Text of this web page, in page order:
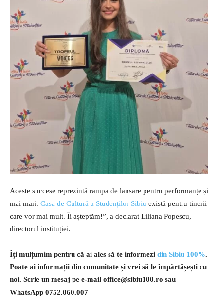
Aceste succese reprezintă rampa de lansare pentru performanțe și
mai mari. Casa de Cultură a Studenților Sibiu există pentru tinerii
care vor mai mult. Îi așteptăm!”, a declarat Liliana Popescu,
directorul instituției.
Îți mulțumim pentru că ai ales să te informezi din Sibiu 100%.
Poate ai informații din comunitate și vrei să le împărtășești cu
noi. Scrie un mesaj pe e-mail office@sibiu100.ro sau
WhatsApp 0752.060.007